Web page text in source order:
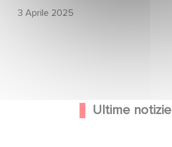
3 Aprile 2025
Ultime notizie